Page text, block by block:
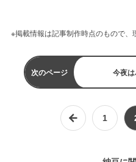
※掲載情報は記事制作時点のもので、
次のページ 今夜
1